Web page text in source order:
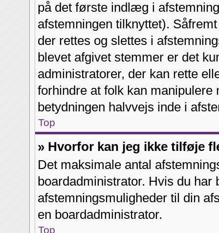
på det første indlæg i
afstemningen tilknyttet).
der rettes og slettes i
blevet afgivet stemmer er det
administratorer, der kan rette
forhindre at folk kan
betydningen halvvejs inde i
Top
» Hvorfor kan jeg ikke tilføje
Det maksimale antal
boardadministrator. Hvis du har
afstemningsmuligheder til din
en boardadministrator.
Top